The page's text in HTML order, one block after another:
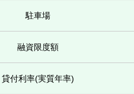
駐車場
融資限度額
貸付利率(実質年率)